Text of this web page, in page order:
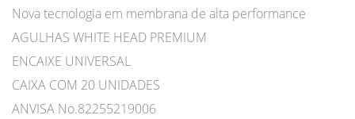
Nova tecnologia em membrana de alta performance
AGULHAS WHITE HEAD PREMIUM
ENCAIXE UNIVERSAL
CAIXA COM 20 UNIDADES
ANVISA No.82255219006